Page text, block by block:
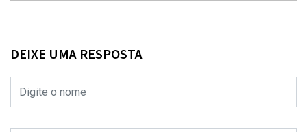
DEIXE UMA RESPOSTA